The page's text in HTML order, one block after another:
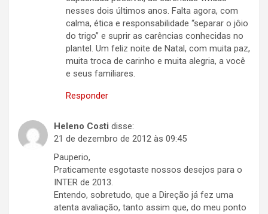
nesses dois últimos anos. Falta agora, com
calma, ética e responsabilidade “separar o jôio
do trigo” e suprir as carências conhecidas no
plantel. Um feliz noite de Natal, com muita paz,
muita troca de carinho e muita alegria, a você
e seus familiares.
Responder
Heleno Costi disse:
21 de dezembro de 2012 às 09:45
Pauperio,
Praticamente esgotaste nossos desejos para o
INTER de 2013.
Entendo, sobretudo, que a Direção já fez uma
atenta avaliação, tanto assim que, do meu ponto